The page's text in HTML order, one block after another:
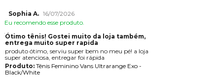
Sophia A. 16/07/2026
Eu recomendo esse produto.
Ótimo tênis! Gostei muito da loja também,
entrega muito super rapida
produto ótimo, serviu super bem no meu pé! a loja
super atenciosa, entregar foi rápida
Produto:Tênis Feminino Vans Ultrarange Exo -
Black/White